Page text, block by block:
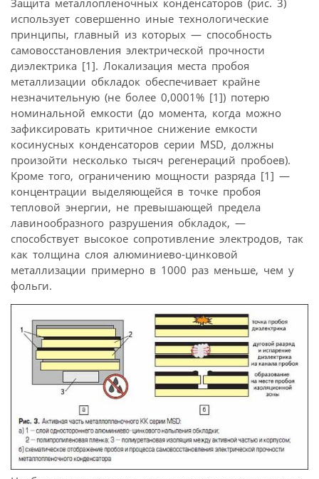
Защита металлопленочных конденсаторов (рис. 3)
использует совершенно иные технологические
принципы, главный из которых — способность
самовосстановления электрической прочности
диэлектрика [1]. Локализация места пробоя
металлизации обкладок обеспечивает крайне
незначительную (не более 0,0001% [1]) потерю
номинальной емкости (до момента, когда можно
зафиксировать критичное снижение емкости
косинусных конденсаторов серии MSD, должны
произойти несколько тысяч регенераций пробоев).
Кроме того, ограничению мощности разряда [1] —
концентрации выделяющейся в точке пробоя
тепловой энергии, не превышающей предела
лавинообразного разрушения обкладок, —
способствует высокое сопротивление электродов, так
как толщина слоя алюминиево-цинковой
металлизации примерно в 1000 раз меньше, чем у
фольги.